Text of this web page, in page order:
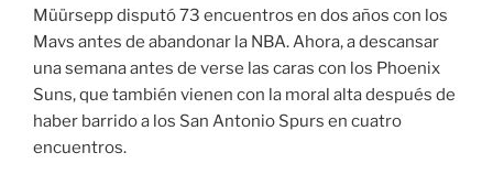
Müürsepp disputó 73 encuentros en dos años con los
Mavs antes de abandonar la NBA. Ahora, a descansar
una semana antes de verse las caras con los Phoenix
Suns, que también vienen con la moral alta después de
haber barrido a los San Antonio Spurs en cuatro
encuentros.